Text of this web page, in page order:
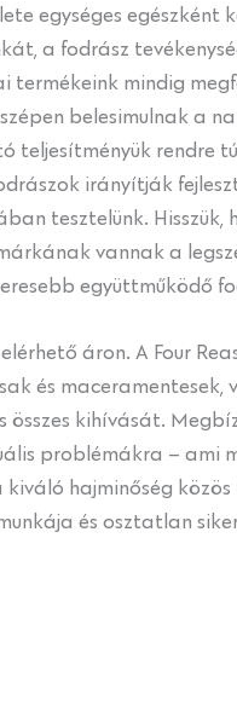
egységes egészként
a fodrász
termékeink mindig
belesimulnak a
teljesítményük rendre
irányítják
tesztelünk. Hisszük,
vannak a
együttműködő
áron. A Four
és maceramentesek,
kihívását.
problémákra – ami
kiváló hajminőség közös
és osztatlan